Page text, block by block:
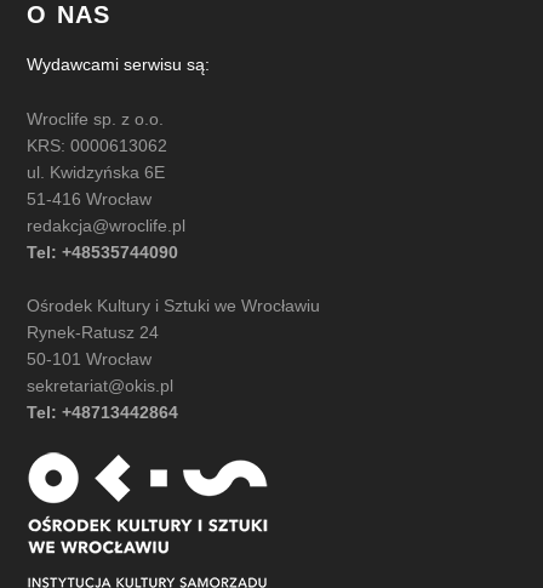
O NAS
Wydawcami serwisu są:
Wroclife sp. z o.o.
KRS: 0000613062
ul. Kwidzyńska 6E
51-416 Wrocław
redakcja@wroclife.pl
Tel: +48535744090
Ośrodek Kultury i Sztuki we Wrocławiu
Rynek-Ratusz 24
50-101 Wrocław
sekretariat@okis.pl
Tel: +48713442864